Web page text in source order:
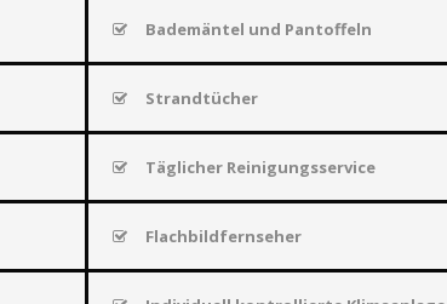
Bademäntel und Pantoffeln
Strandtücher
Täglicher Reinigungsservice
Flachbildfernseher